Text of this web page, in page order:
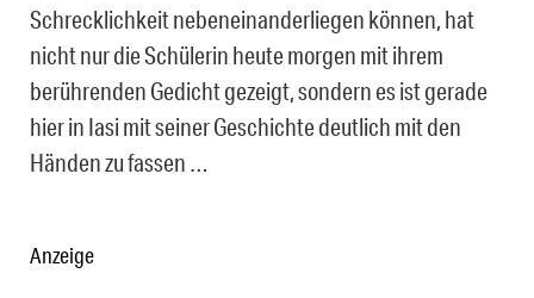
Schrecklichkeit nebeneinanderliegen können, hat
nicht nur die Schülerin heute morgen mit ihrem
berührenden Gedicht gezeigt, sondern es ist gerade
hier in Iasi mit seiner Geschichte deutlich mit den
Händen zu fassen …
Anzeige